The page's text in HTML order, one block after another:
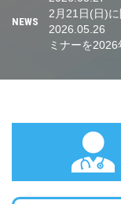
NEWS
2月21日(日)に
2026.05.26
ミナーを